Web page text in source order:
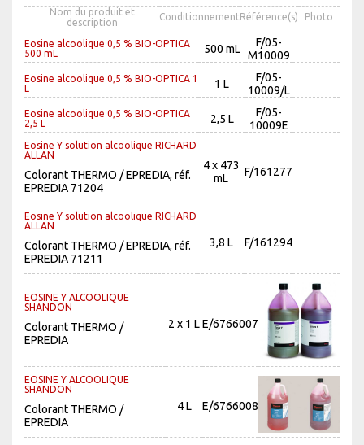
Nom du produit et
description
ConditionnementRéférence(s) Photo
Eosine alcoolique 0,5 % BIO-OPTICA
500 mL
500 mL
F/05-
M10009
Eosine alcoolique 0,5 % BIO-OPTICA 1
L
1 L
F/05-
10009/L
Eosine alcoolique 0,5 % BIO-OPTICA
2,5 L
2,5 L
F/05-
10009E
Eosine Y solution alcoolique RICHARD
ALLAN
Colorant THERMO / EPREDIA, réf.
EPREDIA 71204
4 x 473
mL
F/161277
Eosine Y solution alcoolique RICHARD
ALLAN
Colorant THERMO / EPREDIA, réf.
EPREDIA 71211
3,8 L F/161294
EOSINE Y ALCOOLIQUE
SHANDON
Colorant THERMO /
EPREDIA
2 x 1 LE/6766007
EOSINE Y ALCOOLIQUE
SHANDON
Colorant THERMO /
EPREDIA
4 L E/6766008